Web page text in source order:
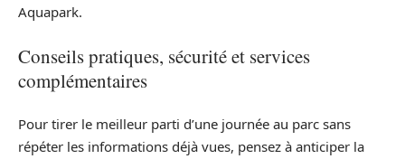
Aquapark.
Conseils pratiques, sécurité et services
complémentaires
Pour tirer le meilleur parti d’une journée au parc sans
répéter les informations déjà vues, pensez à anticiper la